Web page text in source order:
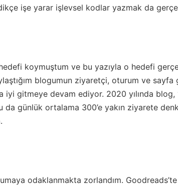
işe yarar işlevsel kodlar yazmak da
koymuştum ve bu yazıyla o hedefi
blogumun ziyaretçi, oturum ve
iyi gitmeye devam ediyor. 2020 yılında
da günlük ortalama 300’e yakın ziyarete
odaklanmakta zorlandım.